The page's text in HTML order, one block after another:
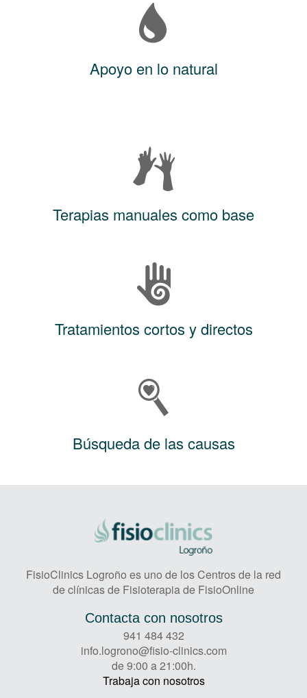
Apoyo en lo natural
Terapias manuales como base
Tratamientos cortos y directos
Búsqueda de las causas
FisioClinics Logroño es uno de los Centros de la red
de clínicas de Fisioterapia de FisioOnline
Contacta con nosotros
941 484 432
info.logrono@fisio-clinics.com
de 9:00 a 21:00h.
Trabaja con nosotros